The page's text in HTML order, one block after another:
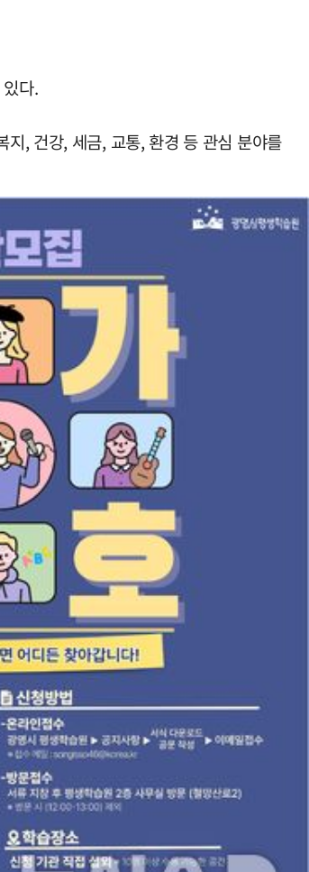
다.
지, 건강, 세금, 교통, 환경 등 관심 분야를